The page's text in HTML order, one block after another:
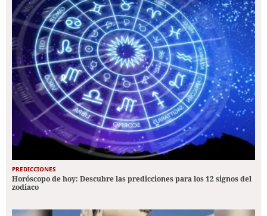
PREDICCIONES
Horóscopo de hoy: Descubre las predicciones para los 12 signos del
zodiaco